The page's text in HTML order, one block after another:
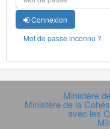
Connexion
Mot de passe inconnu ?
Ministère
Ministère de la
avec les